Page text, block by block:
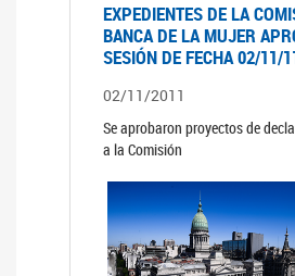
EXPEDIENTES DE LA
BANCA DE LA MUJER
SESIÓN DE FECHA 02/11/
02/11/2011
Se aprobaron proyectos de
a la Comisión